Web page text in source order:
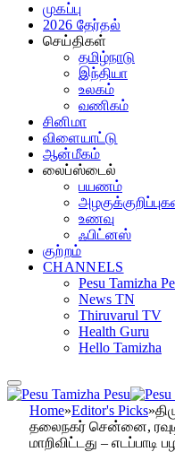
முகப்பு
2026 தேர்தல்
செய்திகள்
தமிழ்நாடு
இந்தியா
உலகம்
வணிகம்
சினிமா
விளையாட்டு
ஆன்மீகம்
லைப்ஸ்டைல்
பயணம்
உணவு
ஃபிட்னஸ்
குற்றம்
CHANNELS
Pesu Tamizha
News TN
Thiruvarul TV
Health Guru
Hello Tamizha
Home»Editor's Picks»
தலைநகர் சென்னை,
மாறிவிட்டது – எடப்பாடி